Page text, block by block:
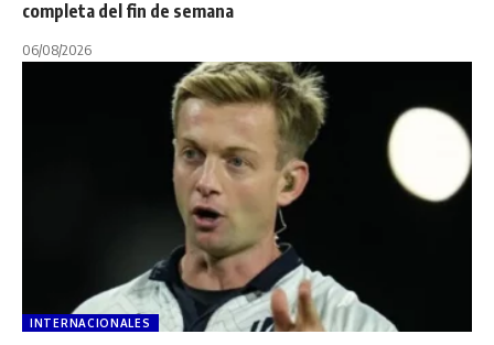
completa del fin de semana
06/08/2026
INTERNACIONALES